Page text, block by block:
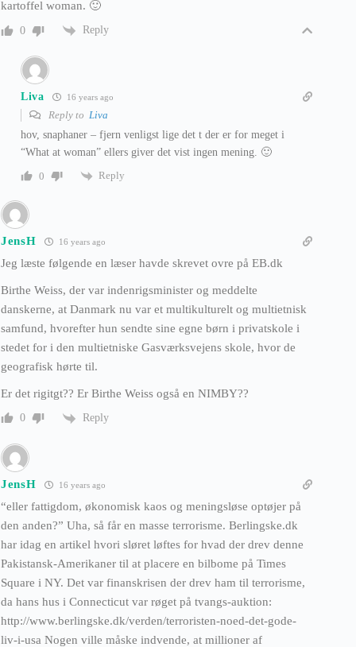
kartoffel woman. 🙂
0 Reply
Liva 16 years ago
Reply to Liva
hov, snaphaner – fjern venligst lige det t der er for meget i
“What at woman” ellers giver det vist ingen mening. 🙂
0
Reply
JensH 16 years ago
Jeg læste følgende en læser havde skrevet ovre på EB.dk
Birthe Weiss, der var indenrigsminister og meddelte
danskerne, at Danmark nu var et multikulturelt og multietnisk
samfund, hvorefter hun sendte sine egne børn i privatskole i
stedet for i den multietniske Gasværksvejens skole, hvor de
geografisk hørte til.
Er det rigitgt?? Er Birthe Weiss også en NIMBY??
0 Reply
JensH 16 years ago
“eller fattigdom, økonomisk kaos og meningsløse optøjer på
den anden?” Uha, så får en masse terrorisme. Berlingske.dk
har idag en artikel hvori sløret løftes for hvad der drev denne
Pakistansk-Amerikaner til at placere en bilbome på Times
Square i NY. Det var finanskrisen der drev ham til terrorisme,
da hans hus i Connecticut var røget på tvangs-auktion:
http://www.berlingske.dk/verden/terroristen-noed-det-gode-
liv-i-usa Nogen ville måske indvende, at millioner af